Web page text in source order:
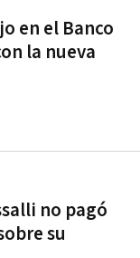
en el Banco
la nueva
no pagó
su